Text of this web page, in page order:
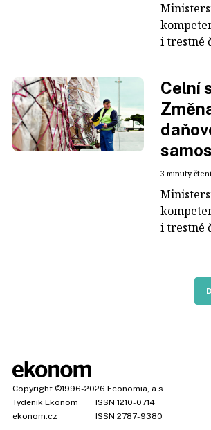
i trestné
Celní
3 minuty čtení
i trestné
Copyright ©1996-2026 Economia, a.s.
Týdeník Ekonom
ISSN 1210-0714
ekonom.cz
ISSN 2787-9380